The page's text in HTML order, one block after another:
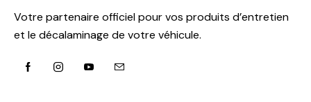
Votre partenaire officiel pour vos produits d’entretien
et le décalaminage de votre véhicule.